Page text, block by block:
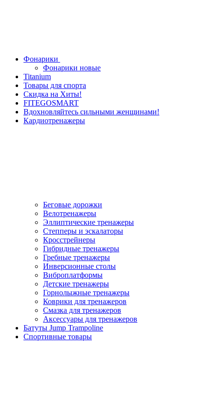
Фонарики
Фонарики новые
Titanium
Товары для спорта
Скидка на Хиты!
FITEGOSMART
Вдохновляйтесь сильными женщинами!
Кардиотренажеры
Беговые дорожки
Велотренажеры
Эллиптические тренажеры
Степперы и эскалаторы
Кросстрейнеры
Гибридные тренажеры
Гребные тренажеры
Инверсионные столы
Виброплатформы
Детские тренажеры
Горнолыжные тренажеры
Коврики для тренажеров
Смазка для тренажеров
Аксессуары для тренажеров
Батуты Jump Trampoline
Спортивные товары